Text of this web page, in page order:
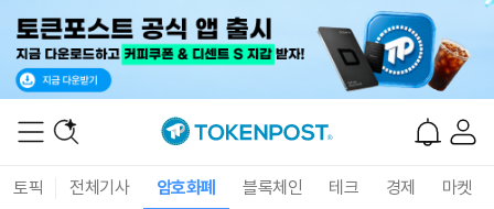
토픽 전체기사 암호화폐 블록체인 테크 경제 마켓